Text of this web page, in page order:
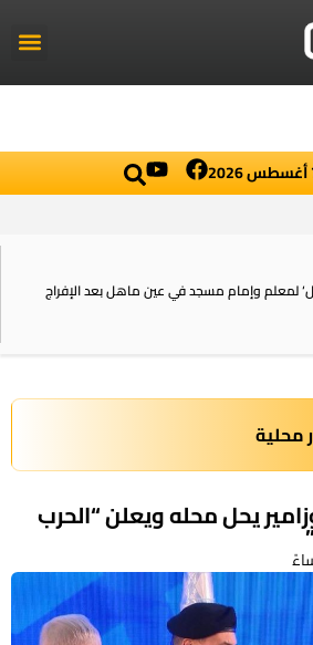
لمعلم وإمام مسجد في عين ماهل بعد الإفراج
محلية
يحل محله ويعلن “الحرب